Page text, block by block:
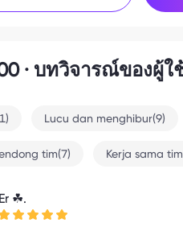
· บทวิจารณ์ของผู้ใ
Lucu dan menghibur(9)
tim(7) Kerja sama
Er ☘︎.